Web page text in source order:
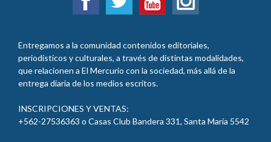
Entregamos a la comunidad contenidos editoriales,
periodísticos y culturales, a través de distintas modalidades,
que relacionen a El Mercurio con la sociedad, más allá de la
entrega diaria de los medios escritos.
INSCRIPCIONES Y VENTAS:
+562-27536363 o Casas Club Bandera 331, Santa María 5542